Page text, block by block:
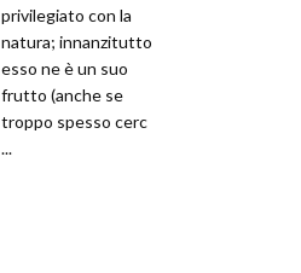
privilegiato con la
natura; innanzitutto
esso ne è un suo
frutto (anche se
troppo spesso cerc
...